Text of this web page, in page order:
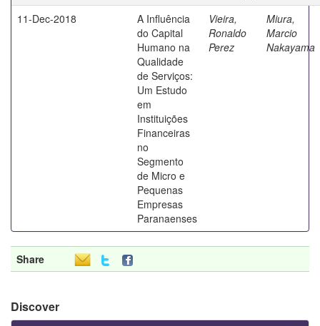
11-Dec-2018
A Influência
do Capital
Humano na
Qualidade
de Serviços:
Um Estudo
em
Instituições
Financeiras
no
Segmento
de Micro e
Pequenas
Empresas
Paranaenses
Vieira,
Ronaldo
Perez
Miura,
Marcio
Nakayama
Share
Discover